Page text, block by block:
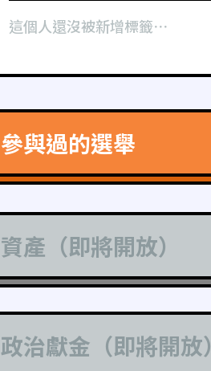
這個人還沒被新增標籤⋯
參與過的選舉
資產（即將開放）
政治獻金（即將開放）